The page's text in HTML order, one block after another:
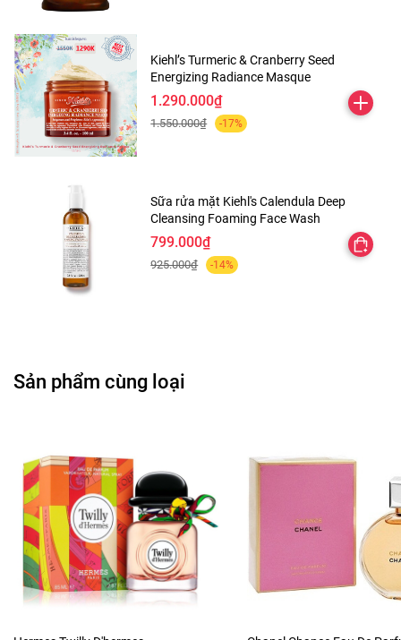
Kiehl’s Turmeric & Cranberry Seed
Energizing Radiance Masque
1.290.000₫
1.550.000₫ -17%
Sữa rửa mặt Kiehl's Calendula Deep
Cleansing Foaming Face Wash
799.000₫
925.000₫ -14%
Sản phẩm cùng loại